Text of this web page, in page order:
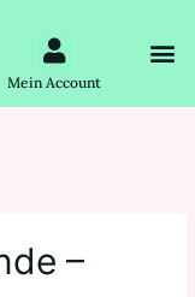
Mein Account
–